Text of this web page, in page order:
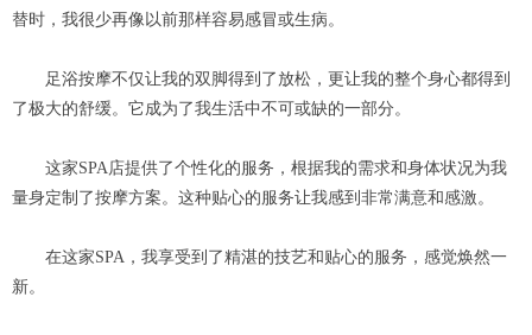
替时，我很少再像以前那样容易感冒或生病。
足浴按摩不仅让我的双脚得到了放松，更让我的整个身心都得到
了极大的舒缓。它成为了我生活中不可或缺的一部分。
这家SPA店提供了个性化的服务，根据我的需求和身体状况为我
量身定制了按摩方案。这种贴心的服务让我感到非常满意和感激。
在这家SPA，我享受到了精湛的技艺和贴心的服务，感觉焕然一
新。